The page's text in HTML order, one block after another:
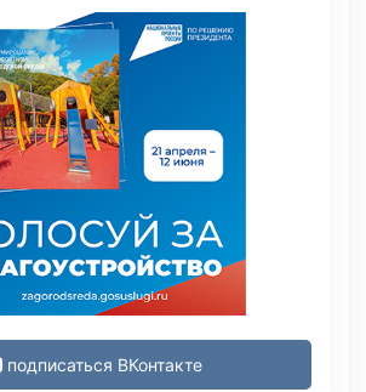
подписаться ВКонтакте